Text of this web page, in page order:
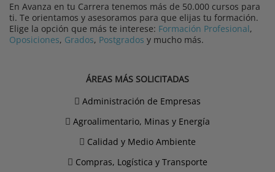
En Avanza en tu Carrera tenemos más de 50.000 cursos para
ti. Te orientamos y asesoramos para que elijas tu formación.
Elige la opción que más te interese: Formación Profesional,
Oposiciones, Grados, Postgrados y mucho más.
ÁREAS MÁS SOLICITADAS
Administración de Empresas
Agroalimentario, Minas y Energía
Calidad y Medio Ambiente
Compras, Logística y Transporte